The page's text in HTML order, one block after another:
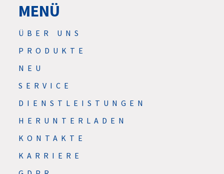
MENÜ
ÜBER UNS
PRODUKTE
NEU
SERVICE
DIENSTLEISTUNGEN
HERUNTERLADEN
KONTAKTE
KARRIERE